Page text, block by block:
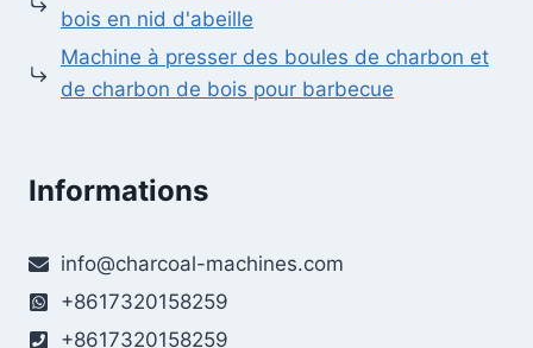
bois en nid d'abeille
Machine à presser des boules de charbon et
de charbon de bois pour barbecue
Informations
info@charcoal-machines.com
+8617320158259
+8617320158259